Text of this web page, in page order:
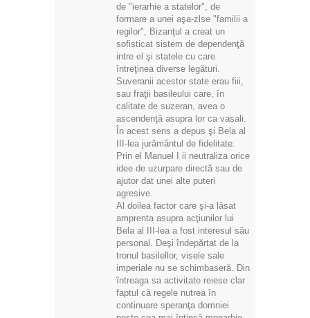
de "ierarhie a statelor", de
formare a unei aşa-zlse "familii a
regilor", Bizanţul a creat un
sofisticat sistem de dependenţă
intre el şi statele cu care
întreţinea diverse legături.
Suveranii acestor state erau fiii,
sau fraţii basileului care, în
calitate de suzeran, avea o
ascendenţă asupra lor ca vasali.
În acest sens a depus şi Bela al
III-lea jurământul de fidelitate.
Prin el Manuel I ii neutraliza orice
idee de uzurpare directă sau de
ajutor dat unei alte puteri
agresive.
Al doilea factor care şi-a lăsat
amprenta asupra acţiunilor lui
Bela al III-lea a fost interesul său
personal. Deşi îndepărtat de la
tronul basilellor, visele sale
imperiale nu se schimbaseră. Din
întreaga sa activitate reiese clar
faptul că regele nutrea în
continuare speranţa domniei